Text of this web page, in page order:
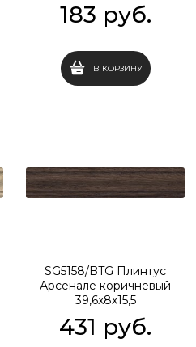
183 руб.
В КОРЗИНУ
SG5158/BTG Плинтус
Арсенале коричневый
39,6х8х15,5
431 руб.